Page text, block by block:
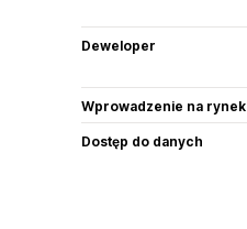
Deweloper
Wprowadzenie na rynek
Dostęp do danych